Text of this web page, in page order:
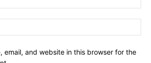
email, and website in this browser for the